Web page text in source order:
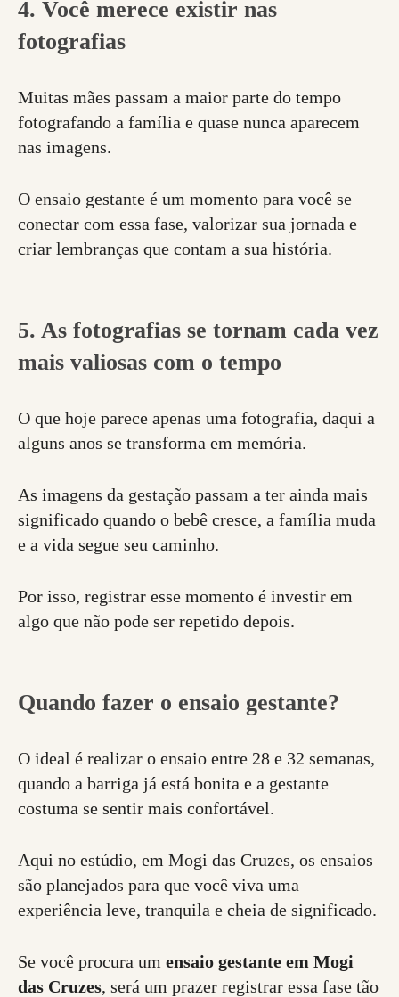
4. Você merece existir nas
fotografias
Muitas mães passam a maior parte do tempo
fotografando a família e quase nunca aparecem
nas imagens.
O ensaio gestante é um momento para você se
conectar com essa fase, valorizar sua jornada e
criar lembranças que contam a sua história.
5. As fotografias se tornam cada vez
mais valiosas com o tempo
O que hoje parece apenas uma fotografia, daqui a
alguns anos se transforma em memória.
As imagens da gestação passam a ter ainda mais
significado quando o bebê cresce, a família muda
e a vida segue seu caminho.
Por isso, registrar esse momento é investir em
algo que não pode ser repetido depois.
Quando fazer o ensaio gestante?
O ideal é realizar o ensaio entre 28 e 32 semanas,
quando a barriga já está bonita e a gestante
costuma se sentir mais confortável.
Aqui no estúdio, em Mogi das Cruzes, os ensaios
são planejados para que você viva uma
experiência leve, tranquila e cheia de significado.
Se você procura um ensaio gestante em Mogi
das Cruzes, será um prazer registrar essa fase tão